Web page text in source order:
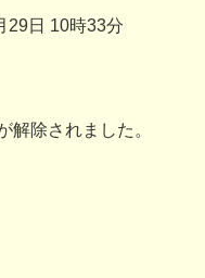
29日 10時33分
解除されました。